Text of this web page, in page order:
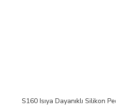
S160 Isıya Dayanıklı Silikon